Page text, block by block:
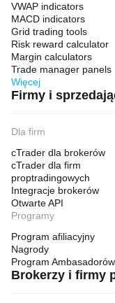
VWAP indicators
MACD indicators
Grid trading tools
Risk reward calculator
Margin calculators
Trade manager panels
Więcej
Firmy i
Dla firm
cTrader dla brokerów
cTrader dla firm
proptradingowych
Integracje brokerów
Otwarte API
Programy
Program afiliacyjny
Nagrody
Program Ambasadorów
Brokerzy i firmy